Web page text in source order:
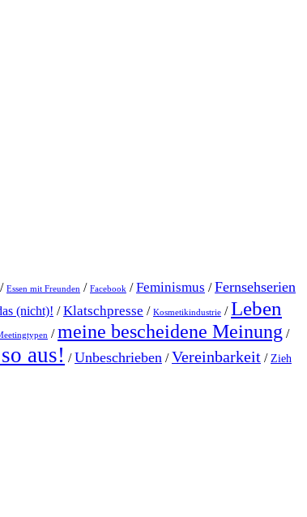
/ Essen mit Freunden / Facebook /Feminismus /Fernsehserien
(nicht)! /Klatschpresse / Kosmetikindustrie /Leben
/meine bescheidene Meinung /
aus! /Unbeschrieben /Vereinbarkeit / Zieh